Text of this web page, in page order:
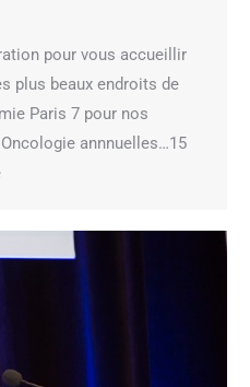
pour vous accueillir
plus beaux endroits de
Paris 7 pour nos
annnuelles…15